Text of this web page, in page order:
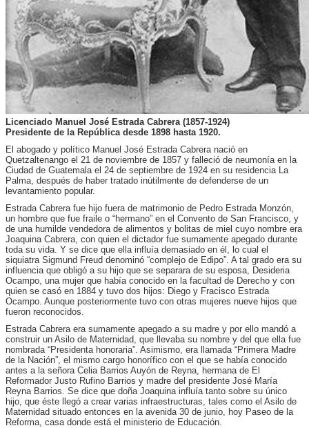
Licenciado Manuel José Estrada Cabrera (1857-1924)
Presidente de la República desde 1898 hasta 1920.
El abogado y político Manuel José Estrada Cabrera nació en
Quetzaltenango el 21 de noviembre de 1857 y falleció de neumonía en la
Ciudad de Guatemala el 24 de septiembre de 1924 en su residencia La
Palma, después de haber tratado inútilmente de defenderse de un
levantamiento popular.
Estrada Cabrera fue hijo fuera de matrimonio de Pedro Estrada Monzón,
un hombre que fue fraile o “hermano” en el Convento de San Francisco, y
de una humilde vendedora de alimentos y bolitas de miel cuyo nombre era
Joaquina Cabrera, con quien el dictador fue sumamente apegado durante
toda su vida. Y se dice que ella influía demasiado en él, lo cual el
siquiatra Sigmund Freud denominó “complejo de Edipo”. A tal grado era su
influencia que obligó a su hijo que se separara de su esposa, Desideria
Ocampo, una mujer que había conocido en la facultad de Derecho y con
quien se casó en 1884 y tuvo dos hijos: Diego y Fracisco Estrada
Ocampo. Aunque posteriormente tuvo con otras mujeres nueve hijos que
fueron reconocidos.
Estrada Cabrera era sumamente apegado a su madre y por ello mandó a
construir un Asilo de Maternidad, que llevaba su nombre y del que ella fue
nombrada “Presidenta honoraria”. Asimismo, era llamada “Primera Madre
de la Nación”, el mismo cargo honorífico con el que se había conocido
antes a la señora Celia Barrios Auyón de Reyna, hermana de El
Reformador Justo Rufino Barrios y madre del presidente José María
Reyna Barrios. Se dice que doña Joaquina influía tanto sobre su único
hijo, que éste llegó a crear varias infraestructuras, tales como el Asilo de
Maternidad situado entonces en la avenida 30 de junio, hoy Paseo de la
Reforma, casa donde está el ministerio de Educación.